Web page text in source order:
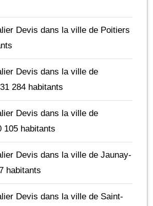
Devis dans la ville de Poitiers
Devis dans la ville de
284 habitants
Devis dans la ville de
105 habitants
Devis dans la ville de Jaunay-
habitants
Devis dans la ville de Saint-